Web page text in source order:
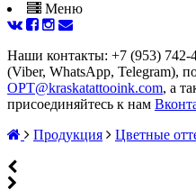
Меню
Наши контакты: +7 (953) 742-
(Viber, WhatsApp, Telegram),
OPT@kraskatattooink.com, а
присоединяйтесь к нам
Продукция
Цветные